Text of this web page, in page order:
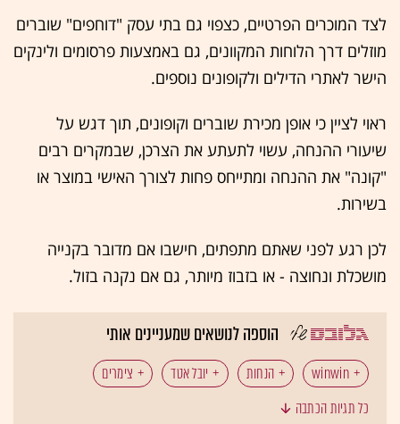
לצד המוכרים הפרטיים, כצפוי גם בתי עסק "דוחפים" שוברים
מוזלים דרך הלוחות המקוונים, גם באמצעות פרסומים ולינקים
הישר לאתרי הדילים ולקופונים נוספים.
ראוי לציין כי אופן מכירת שוברים וקופונים, תוך דגש על
שיעורי ההנחה, עשוי לתעתע את הצרכן, שבמקרים רבים
"קונה" את ההנחה ומתייחס פחות לצורך האישי במוצר או
בשירות.
לכן רגע לפני שאתם מתפתים, חישבו אם מדובר בקנייה
מושכלת ונחוצה - או בזבוז מיותר, גם אם נקנה בזול.
הוספה לנושאים שמעניינים אותי
winwin הנחות יובל אטד צימרים
כל תגיות הכתבה